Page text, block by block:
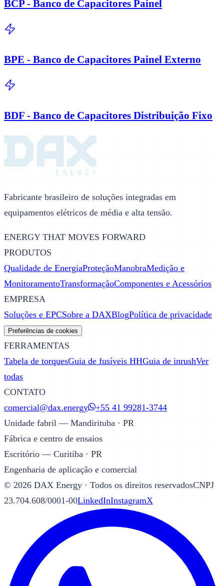
BCP - Banco de Capacitores Painel
BPE - Banco de Capacitores Painel Externo
BDF - Banco de Capacitores Distribuição Fixo
Fabricante brasileiro de soluções integradas em
equipamentos elétricos de média e alta tensão.
ENERGY THAT MOVES FORWARD
PRODUTOS
Qualidade de EnergiaProteçãoManobraMedição e
MonitoramentoTransformaçãoComponentes e Acessórios
EMPRESA
Soluções e EPCSobre a DAXBlogPolítica de privacidade
Preferências de cookies
FERRAMENTAS
Tabela de torquesGuia de fusíveis HHGuia de inrushVer
todas
CONTATO
comercial@dax.energy
+55 41 99281-3744
Unidade fabril — Mandirituba · PR
Fábrica e centro de ensaios
Escritório — Curitiba · PR
Engenharia de aplicação e comercial
© 2026 DAX Energy · Todos os direitos reservadosCNPJ
23.704.608/0001-00LinkedInInstagramX